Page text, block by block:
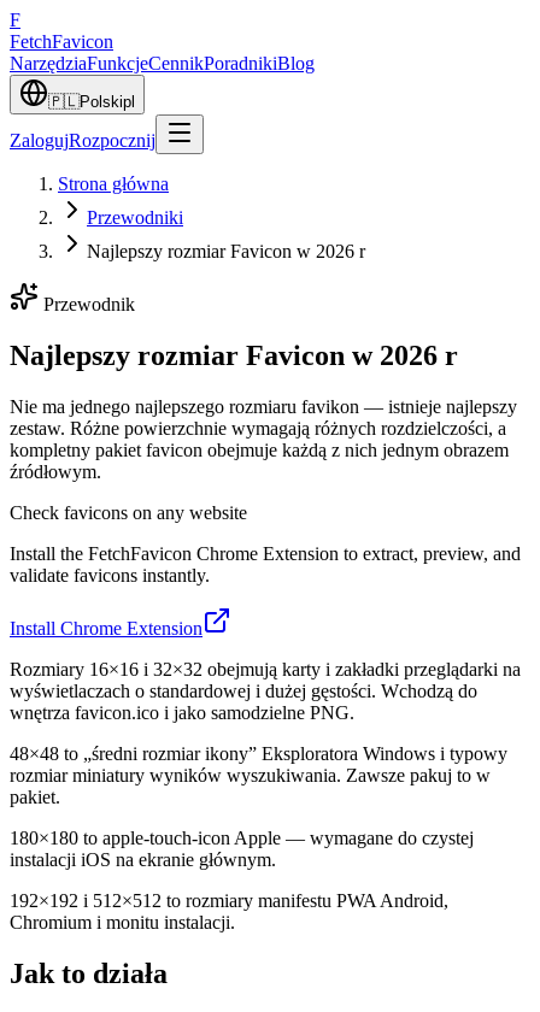
F
FetchFavicon
NarzędziaFunkcjeCennikPoradnikiBlog
🇵🇱Polskipl
ZalogujRozpocznij
Strona główna
Przewodniki
Najlepszy rozmiar Favicon w 2026 r
Przewodnik
Najlepszy rozmiar Favicon w 2026 r
Nie ma jednego najlepszego rozmiaru favikon — istnieje najlepszy
zestaw. Różne powierzchnie wymagają różnych rozdzielczości, a
kompletny pakiet favicon obejmuje każdą z nich jednym obrazem
źródłowym.
Check favicons on any website
Install the FetchFavicon Chrome Extension to extract, preview, and
validate favicons instantly.
Install Chrome Extension
Rozmiary 16×16 i 32×32 obejmują karty i zakładki przeglądarki na
wyświetlaczach o standardowej i dużej gęstości. Wchodzą do
wnętrza favicon.ico i jako samodzielne PNG.
48×48 to „średni rozmiar ikony” Eksploratora Windows i typowy
rozmiar miniatury wyników wyszukiwania. Zawsze pakuj to w
pakiet.
180×180 to apple-touch-icon Apple — wymagane do czystej
instalacji iOS na ekranie głównym.
192×192 i 512×512 to rozmiary manifestu PWA Android,
Chromium i monitu instalacji.
Jak to działa